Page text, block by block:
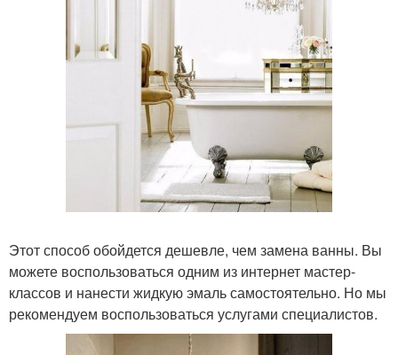
Этот способ обойдется дешевле, чем замена ванны. Вы
можете воспользоваться одним из интернет мастер-
классов и нанести жидкую эмаль самостоятельно. Но мы
рекомендуем воспользоваться услугами специалистов.